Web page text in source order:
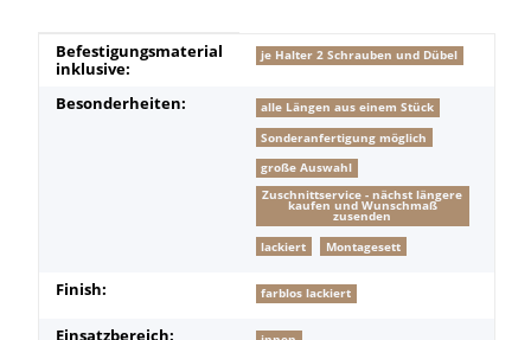
Produkteigenschaft
Wert
Befestigungsmaterial
inklusive:
je Halter 2 Schrauben und Dübel
Besonderheiten:
alle Längen aus einem Stück
Sonderanfertigung möglich
große Auswahl
Zuschnittservice - nächst längere
kaufen und Wunschmaß
zusenden
lackiert
Montagesett
Finish: farblos lackiert